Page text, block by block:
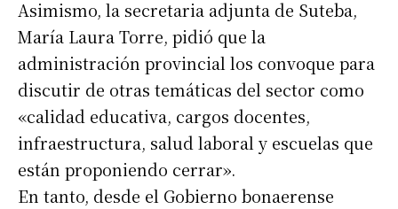
Asimismo, la secretaria adjunta de Suteba,
María Laura Torre, pidió que la
administración provincial los convoque para
discutir de otras temáticas del sector como
«calidad educativa, cargos docentes,
infraestructura, salud laboral y escuelas que
están proponiendo cerrar».
En tanto, desde el Gobierno bonaerense